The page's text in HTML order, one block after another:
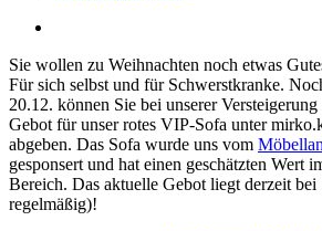
Sie wollen zu Weihnachten noch etwas
Für sich selbst und für Schwerstkranke.
20.12. können Sie bei unserer
Gebot für unser rotes VIP-Sofa unter
abgeben. Das Sofa wurde uns vom
gesponsert und hat einen geschätzten Wert
Bereich. Das aktuelle Gebot liegt derzeit
regelmäßig)!